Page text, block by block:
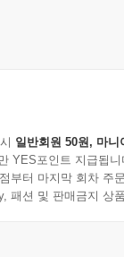
일반회원 50원, 마니
YES포인트 지급됩니
부터 마지막 회차 주
패션 및 판매금지 상